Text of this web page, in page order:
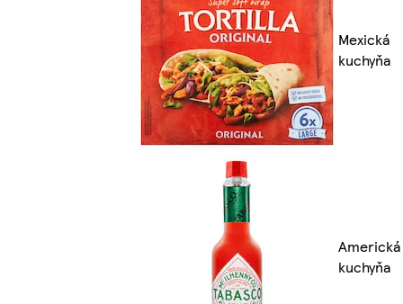
Mexická
kuchyňa
Americká
kuchyňa